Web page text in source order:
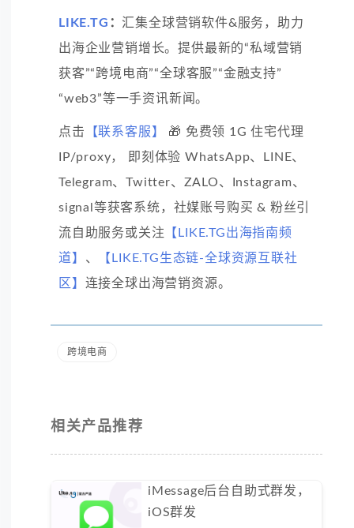
LIKE.TG ： 汇集全球营销软件&服务，助力
出海企业营销增长。提供最新的“私域营销
获客”“跨境电商”“全球客服”“金融支持”
“web3”等一手资讯新闻。
点击 【联系客服】
🎁 免费领 1G 住宅代理
IP/proxy， 即刻体验 WhatsApp、LINE、
Telegram、Twitter、ZALO、Instagram、
signal等获客系统，社媒账号购买 & 粉丝引
流自助服务或关注 【LIKE.TG出海指南频
道】 、
【LIKE.TG生态链-全球资源互联社
区】 连接全球出海营销资源。
跨境电商
相关产品推荐
iMessage后台自助式群发，
iOS群发